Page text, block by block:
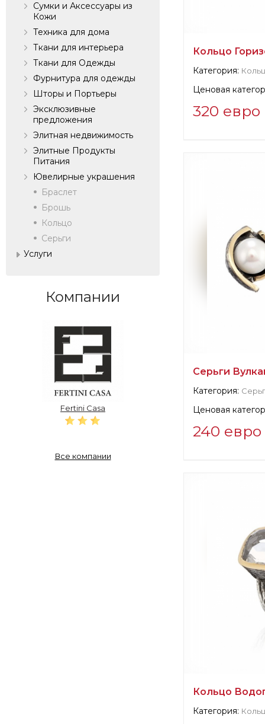
Сумки и Аксессуары из
Кожи
Техника для дома
Ткани для интерьера
Ткани для Одежды
Фурнитура для одежды
Шторы и Портьеры
Эксклюзивные
предложения
Элитная недвижимость
Элитные Продукты
Питания
Ювелирные украшения
Браслет
Брошь
Кольцо
Серьги
Услуги
Компании
Fertini Casa
Все компании
Кольцо
Категория:
Ценовая
320 евро
Серьги
Категория:
Ценовая
240 евро
Производитель:
Кольцо
Категория: